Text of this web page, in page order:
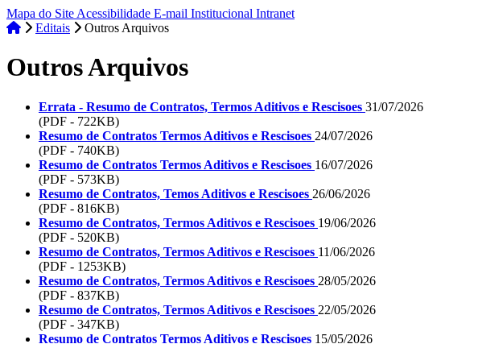
Mapa do Site Acessibilidade E-mail Institucional Intranet
Editais
Outros Arquivos
Outros Arquivos
Errata - Resumo de Contratos, Termos Aditivos e Rescisoes 31/07/2026
(PDF - 722KB)
Resumo de Contratos Termos Aditivos e Rescisoes 24/07/2026
(PDF - 740KB)
Resumo de Contratos Termos Aditivos e Rescisoes 16/07/2026
(PDF - 573KB)
Resumo de Contratos, Temos Aditivos e Rescisoes 26/06/2026
(PDF - 816KB)
Resumo de Contratos, Termos Aditivos e Rescisoes 19/06/2026
(PDF - 520KB)
Resumo de Contratos, Termos Aditivos e Rescisoes 11/06/2026
(PDF - 1253KB)
Resumo de Contratos, Termos Aditivos e Rescisoes 28/05/2026
(PDF - 837KB)
Resumo de Contratos, Termos Aditivos e Rescisoes 22/05/2026
(PDF - 347KB)
Resumo de Contratos Termos Aditivos e Rescisoes 15/05/2026